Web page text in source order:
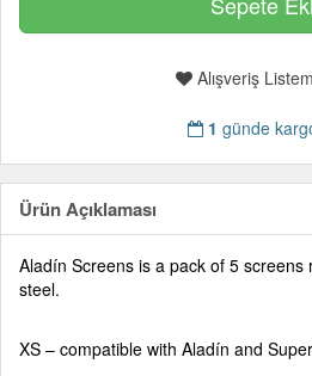
Alışveriş
1 günde
Ürün Açıklaması
Aladín Screens is a pack of 5
steel.
XS – compatible with Aladín and